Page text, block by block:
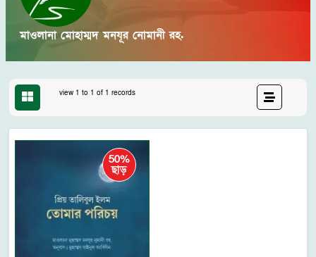
মাওলানা মোহাম্মদ মনযূর নোমানী রহ.
view 1 to 1 of 1 records
50%
ছাড়